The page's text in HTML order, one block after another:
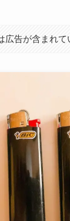
告が含まれて